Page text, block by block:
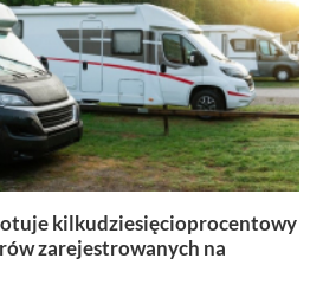
kilkudziesięcioprocentowy
zarejestrowanych na